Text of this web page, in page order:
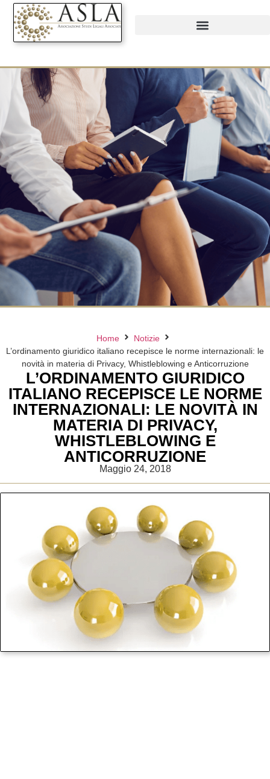
Home
Notizie
L’ordinamento giuridico italiano recepisce le norme internazionali: le
novità in materia di Privacy, Whistleblowing e Anticorruzione
L’ORDINAMENTO GIURIDICO
ITALIANO RECEPISCE LE NORME
INTERNAZIONALI: LE NOVITÀ IN
MATERIA DI PRIVACY,
WHISTLEBLOWING E
ANTICORRUZIONE
Maggio 24, 2018